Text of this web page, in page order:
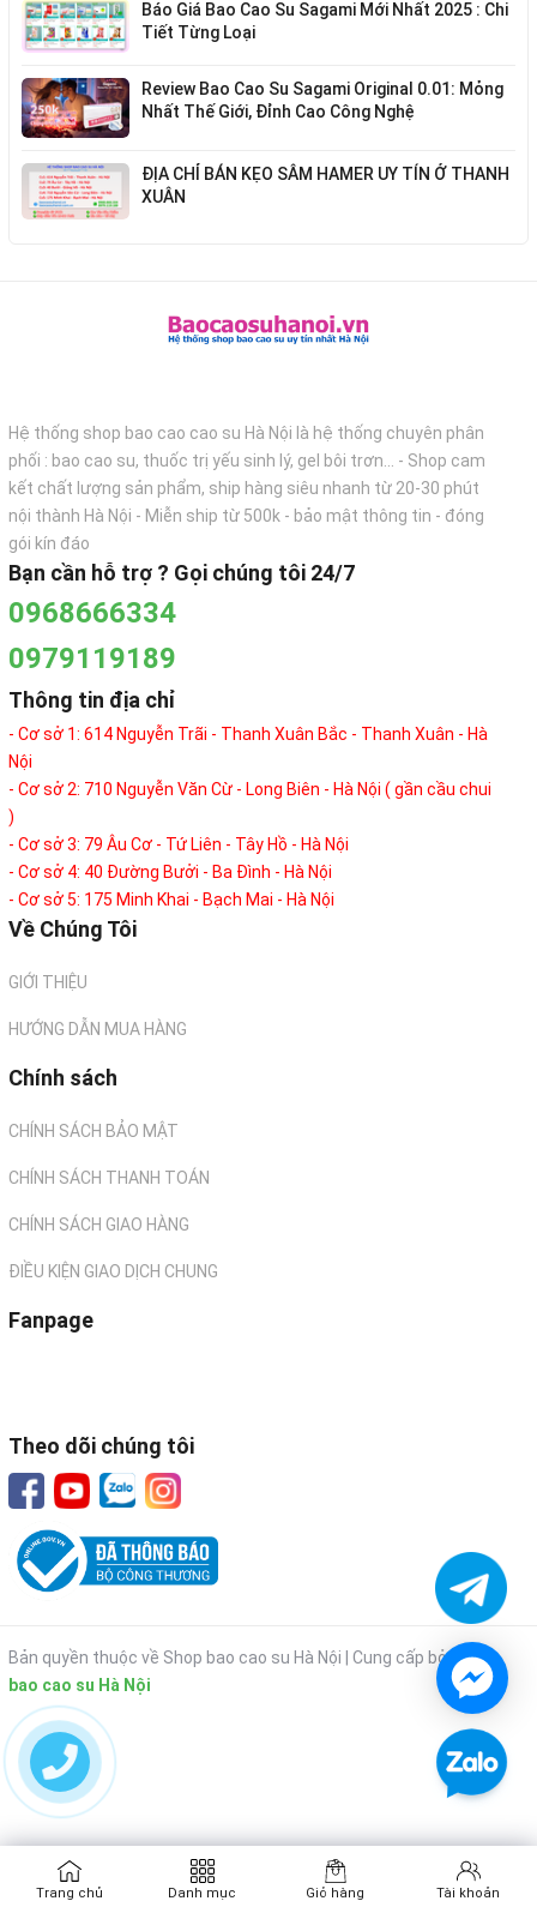
Báo Giá Bao Cao Su Sagami Mới Nhất 2025 : Chi
Tiết Từng Loại
Review Bao Cao Su Sagami Original 0.01: Mỏng
Nhất Thế Giới, Đỉnh Cao Công Nghệ
ĐỊA CHỈ BÁN KẸO SÂM HAMER UY TÍN Ở THANH
XUÂN
Hệ thống shop bao cao cao su Hà Nội là hệ thống chuyên phân
phối : bao cao su, thuốc trị yếu sinh lý, gel bôi trơn... - Shop cam
kết chất lượng sản phẩm, ship hàng siêu nhanh từ 20-30 phút
nội thành Hà Nội - Miễn ship từ 500k - bảo mật thông tin - đóng
gói kín đáo
Bạn cần hỗ trợ ? Gọi chúng tôi 24/7
0968666334
0979119189
Thông tin địa chỉ
- Cơ sở 1: 614 Nguyễn Trãi - Thanh Xuân Bắc - Thanh Xuân - Hà
Nội
- Cơ sở 2: 710 Nguyễn Văn Cừ - Long Biên - Hà Nội ( gần cầu chui
)
- Cơ sở 3: 79 Âu Cơ - Tứ Liên - Tây Hồ - Hà Nội
- Cơ sở 4: 40 Đường Bưởi - Ba Đình - Hà Nội
- Cơ sở 5: 175 Minh Khai - Bạch Mai - Hà Nội
Về Chúng Tôi
GIỚI THIỆU
HƯỚNG DẪN MUA HÀNG
Chính sách
CHÍNH SÁCH BẢO MẬT
CHÍNH SÁCH THANH TOÁN
CHÍNH SÁCH GIAO HÀNG
ĐIỀU KIỆN GIAO DỊCH CHUNG
Fanpage
Theo dõi chúng tôi
Bản quyền thuộc về Shop bao cao su Hà Nội | Cung cấp bởi Shop
bao cao su Hà Nội
Trang chủ Danh mục Giỏ hàng Tài khoản